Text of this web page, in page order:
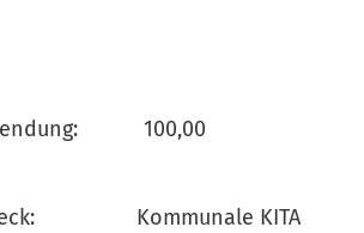
100,00
Kommunale KITA